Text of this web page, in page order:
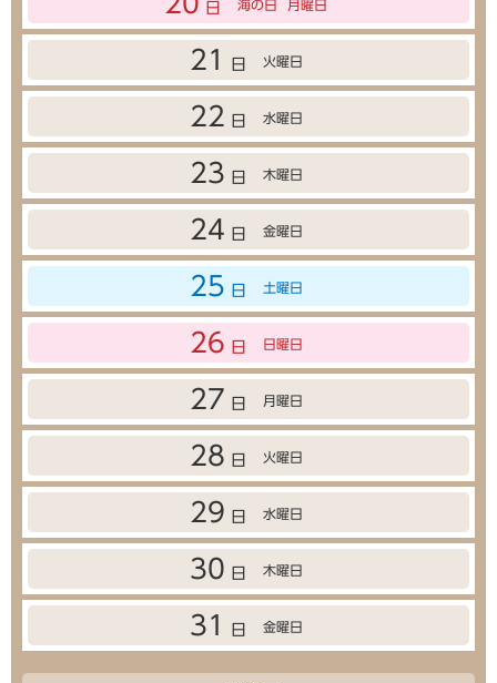
日 海の日 月曜日
21 日 火曜日
22 日 水曜日
23 日 木曜日
24 日 金曜日
25 日 土曜日
26 日 日曜日
27 日 月曜日
28 日 火曜日
29 日 水曜日
30 日 木曜日
31 日 金曜日